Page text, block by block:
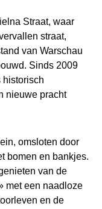
Straat, waar
straat,
van Warschau
Sinds 2009
historisch
nieuwe pracht
omsloten door
bomen en bankjes.
van de
met een naadloze
en de